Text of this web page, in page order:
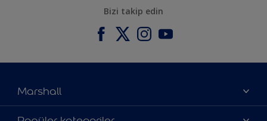
Bizi takip edin
Marshall
Hakkımızda